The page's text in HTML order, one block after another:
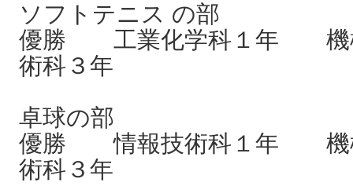
ソフトテニス の部
優勝 工業化学科１年 機
術科３年
卓球の部
優勝 情報技術科１年 機
術科３年